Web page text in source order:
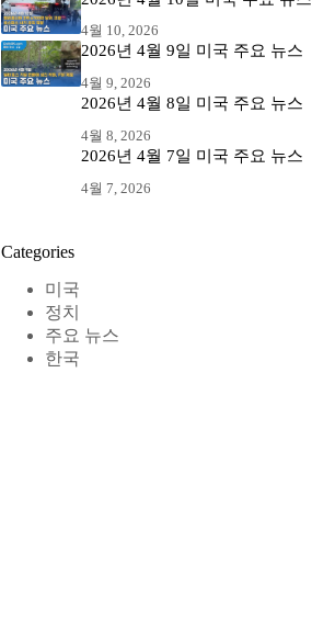
4월 10, 2026
2026년 4월 9일 미국 주요 뉴스
4월 9, 2026
2026년 4월 8일 미국 주요 뉴스
4월 8, 2026
2026년 4월 7일 미국 주요 뉴스
4월 7, 2026
Categories
미국
정치
주요 뉴스
한국